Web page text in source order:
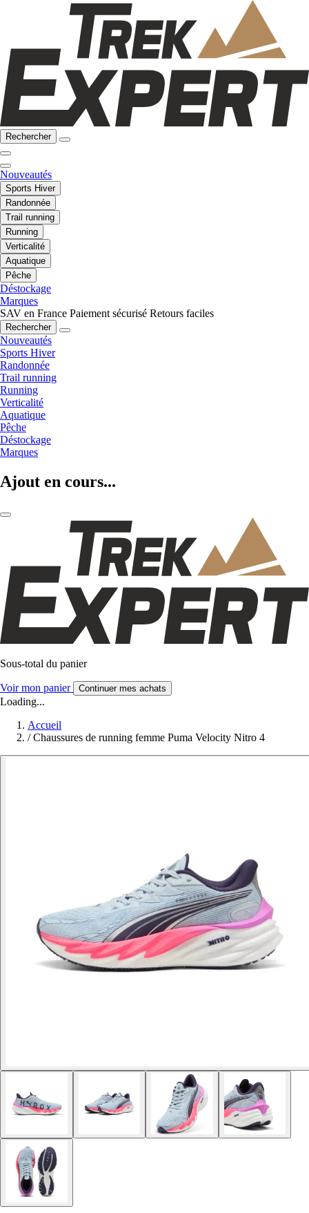
Rechercher
Nouveautés
Sports Hiver
Randonnée
Trail running
Running
Verticalité
Aquatique
Pêche
Déstockage
Marques
SAV en France Paiement sécurisé Retours faciles
Rechercher
Nouveautés
Sports Hiver
Randonnée
Trail running
Running
Verticalité
Aquatique
Pêche
Déstockage
Marques
Ajout en cours...
Sous-total du panier
Voir mon panier Continuer mes achats
Loading...
Accueil
/ Chaussures de running femme Puma Velocity Nitro 4